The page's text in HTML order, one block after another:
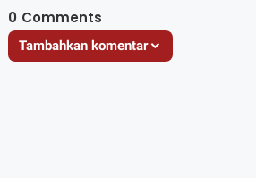
0 Comments
Tambahkan komentar